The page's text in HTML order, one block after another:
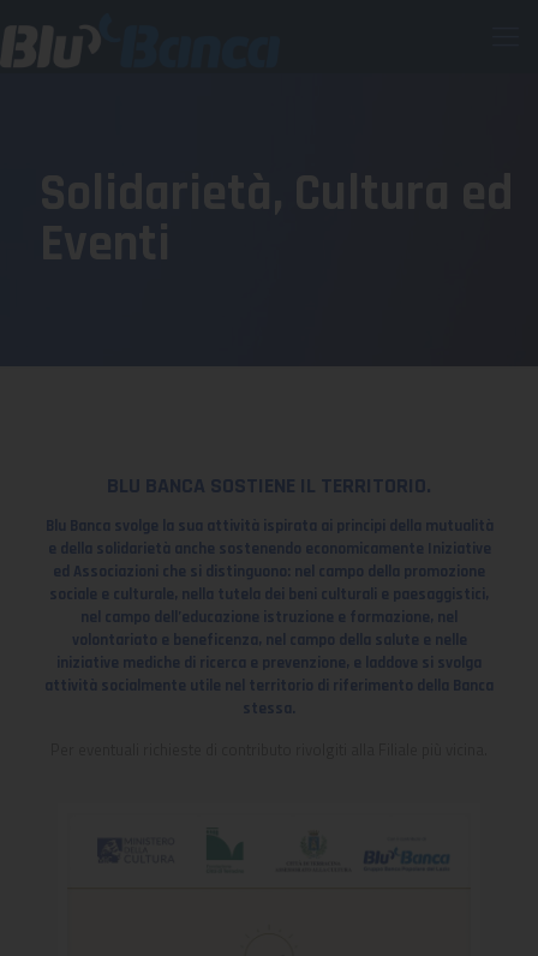
Solidarietà, Cultura ed
Eventi
BLU BANCA SOSTIENE IL TERRITORIO.
Blu Banca svolge la sua attività ispirata ai principi della mutualità
e della solidarietà anche sostenendo economicamente Iniziative
ed Associazioni che si distinguono: nel campo della promozione
sociale e culturale, nella tutela dei beni culturali e paesaggistici,
nel campo dell’educazione istruzione e formazione, nel
volontariato e beneficenza, nel campo della salute e nelle
iniziative mediche di ricerca e prevenzione, e laddove si svolga
attività socialmente utile nel territorio di riferimento della Banca
stessa.